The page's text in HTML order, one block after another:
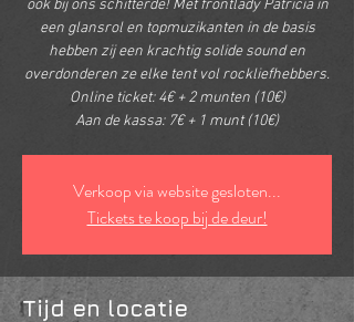
ook bij ons schitterde! Met frontlady Patricia in
een glansrol en topmuzikanten in de basis
hebben zij een krachtig solide sound en
overdonderen ze elke tent vol rockliefhebbers.
Online ticket: 4€ + 2 munten (10€)
Aan de kassa: 7€ + 1 munt (10€)
Verkoop via website gesloten...
Tickets te koop bij de deur!
Tijd en locatie